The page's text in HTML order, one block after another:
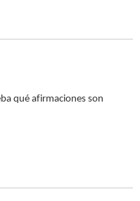
qué afirmaciones son